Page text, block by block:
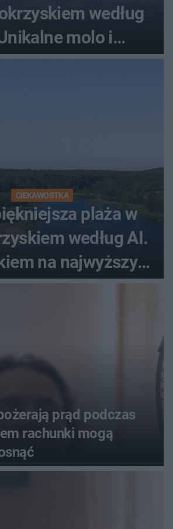
według
molo i
CIEKAWOSTKA
plaża w
według AI.
na najwyższy
Świętokrzyskich
prąd podczas
rachunki mogą